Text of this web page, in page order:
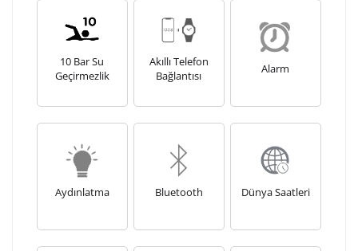
10 Bar Su
Geçirmezlik
Akıllı Telefon
Bağlantısı
Alarm
Aydınlatma Bluetooth Dünya Saatleri